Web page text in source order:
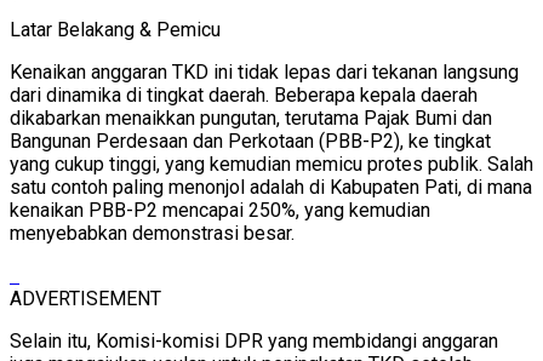
Latar Belakang & Pemicu
Kenaikan anggaran TKD ini tidak lepas dari tekanan langsung
dari dinamika di tingkat daerah. Beberapa kepala daerah
dikabarkan menaikkan pungutan, terutama Pajak Bumi dan
Bangunan Perdesaan dan Perkotaan (PBB-P2), ke tingkat
yang cukup tinggi, yang kemudian memicu protes publik. Salah
satu contoh paling menonjol adalah di Kabupaten Pati, di mana
kenaikan PBB-P2 mencapai 250%, yang kemudian
menyebabkan demonstrasi besar.
ADVERTISEMENT
Selain itu, Komisi-komisi DPR yang membidangi anggaran